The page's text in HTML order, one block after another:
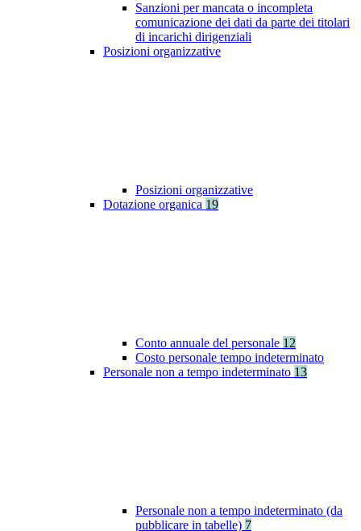
Sanzioni per mancata o incompleta
comunicazione dei dati da parte dei titolari
di incarichi dirigenziali
Posizioni organizzative
Posizioni organizzative
Dotazione organica 19
Conto annuale del personale 12
Costo personale tempo indeterminato
Personale non a tempo indeterminato 13
Personale non a tempo indeterminato (da
pubblicare in tabelle) 7